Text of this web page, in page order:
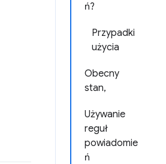
ń?
Przypadki
użycia
Obecny
stan,
Używanie
reguł
powiadomie
ń